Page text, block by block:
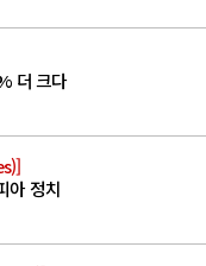
더 크다
아 정치